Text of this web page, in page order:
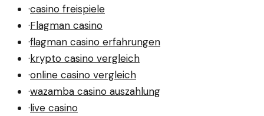
·casino freispiele
·Flagman casino
·flagman casino erfahrungen
·krypto casino vergleich
·online casino vergleich
·wazamba casino auszahlung
·live casino